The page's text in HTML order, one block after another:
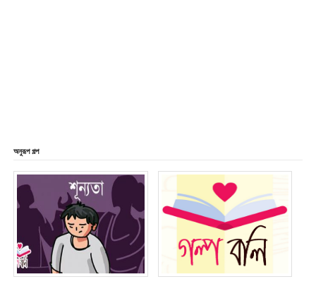
অনুরূপ গল্প